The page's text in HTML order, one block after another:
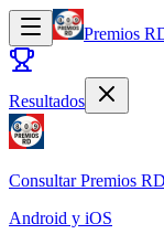
Premios
Resultados
Consultar Premios RD
Android y iOS